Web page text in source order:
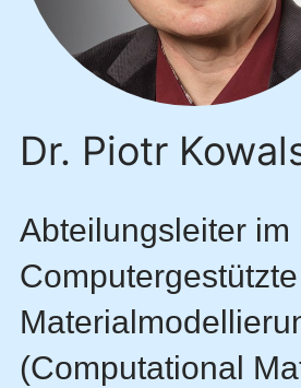
Dr. Piotr
Abteilungsleiter im
Computergestützte
(Computational